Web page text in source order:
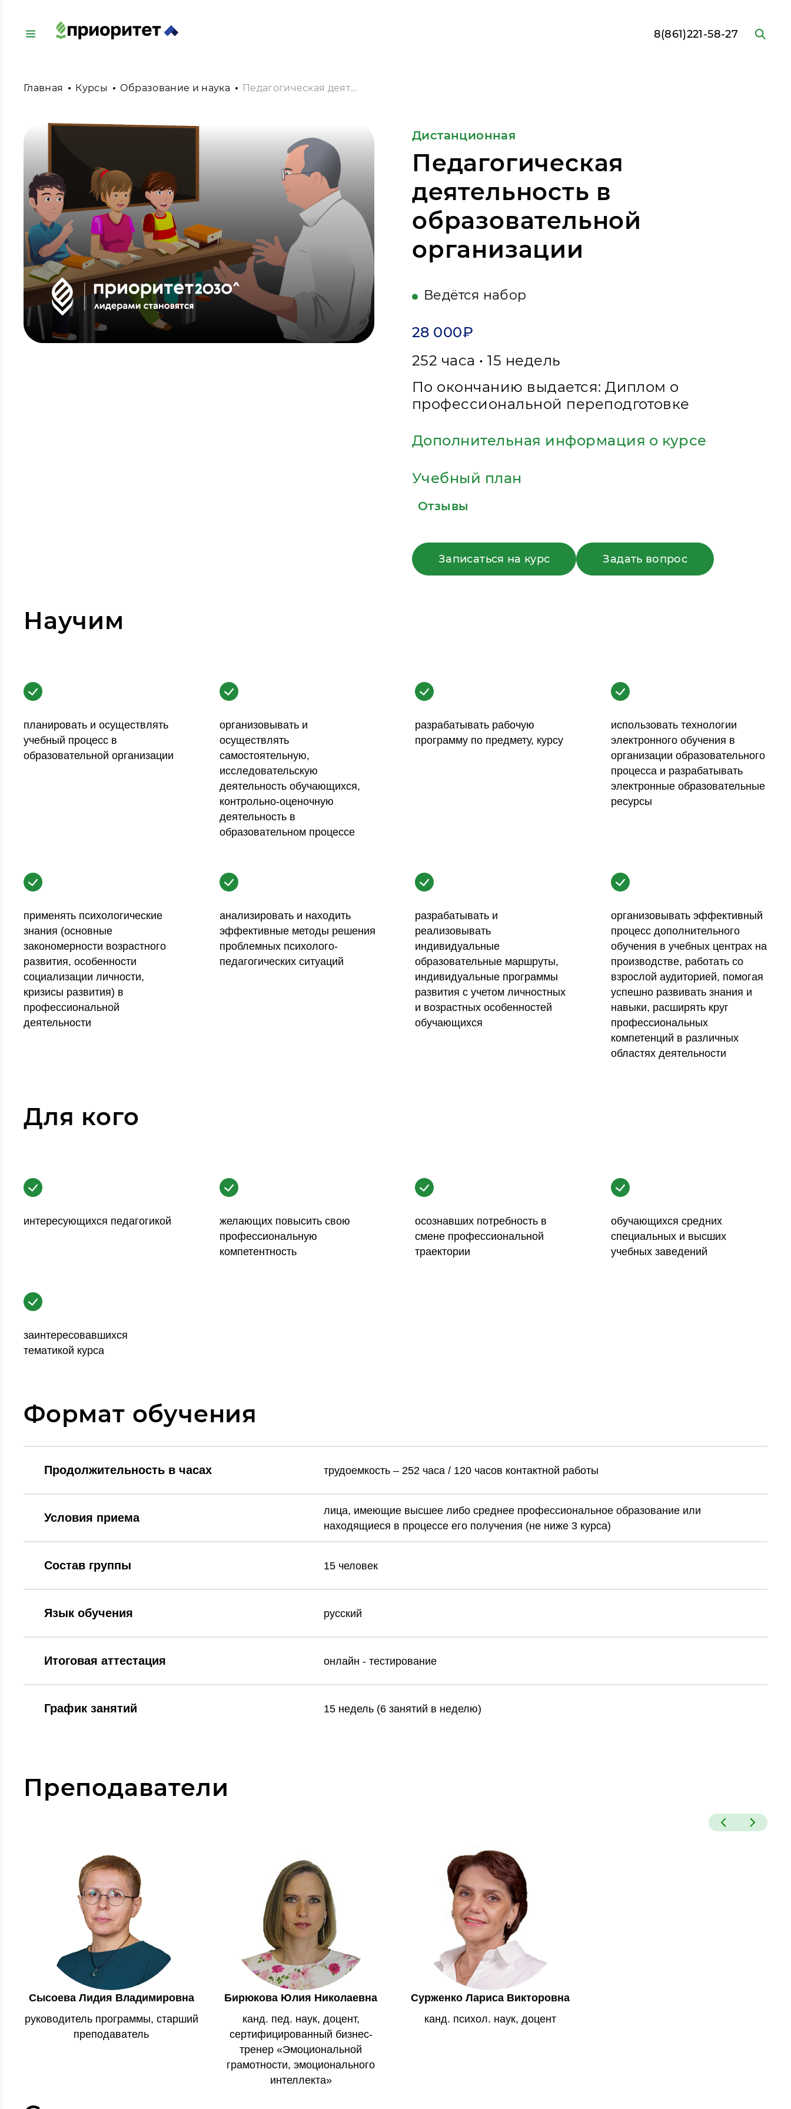
8(861)221-58-27
Главная Курсы Образование и наука Педагогическая деятельность в образовательной организации
Дистанционная
Педагогическая
деятельность в
образовательной
организации
Ведётся набор
28 000₽
252 часа • 15 недель
По окончанию выдается: Диплом о
профессиональной переподготовке
Дополнительная информация о курсе
Учебный план
Отзывы
Записаться на курс Задать вопрос
Научим
планировать и осуществлять
учебный процесс в
образовательной организации
организовывать и
осуществлять
самостоятельную,
исследовательскую
деятельность обучающихся,
контрольно-оценочную
деятельность в
образовательном процессе
разрабатывать рабочую
программу по предмету, курсу
использовать технологии
электронного обучения в
организации образовательного
процесса и разрабатывать
электронные образовательные
ресурсы
применять психологические
знания (основные
закономерности возрастного
развития, особенности
социализации личности,
кризисы развития) в
профессиональной
деятельности
анализировать и находить
эффективные методы решения
проблемных психолого-
педагогических ситуаций
разрабатывать и
реализовывать
индивидуальные
образовательные маршруты,
индивидуальные программы
развития с учетом личностных
и возрастных особенностей
обучающихся
организовывать эффективный
процесс дополнительного
обучения в учебных центрах на
производстве, работать со
взрослой аудиторией, помогая
успешно развивать знания и
навыки, расширять круг
профессиональных
компетенций в различных
областях деятельности
Для кого
интересующихся педагогикой
желающих повысить свою
профессиональную
компетентность
осознавших потребность в
смене профессиональной
траектории
обучающихся средних
специальных и высших
учебных заведений
заинтересовавшихся
тематикой курса
Формат обучения
Продолжительность в часах трудоемкость – 252 часа / 120 часов контактной работы
Условия приема
лица, имеющие высшее либо среднее профессиональное образование или
находящиеся в процессе его получения (не ниже 3 курса)
Состав группы 15 человек
Язык обучения русский
Итоговая аттестация онлайн - тестирование
График занятий 15 недель (6 занятий в неделю)
Преподаватели
Сысоева Лидия Владимировна
руководитель программы, старший
преподаватель
Бирюкова Юлия Николаевна
канд. пед. наук, доцент,
сертифицированный бизнес-
тренер «Эмоциональной
грамотности, эмоционального
интеллекта»
Сурженко Лариса Викторовна
канд. психол. наук, доцент